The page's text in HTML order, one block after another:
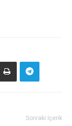
Sonraki İçerik